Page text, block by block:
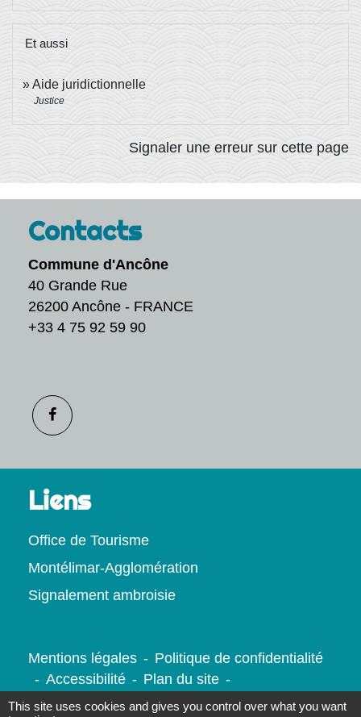
Et aussi
Aide juridictionnelle
Justice
Signaler une erreur sur cette page
Contacts
Commune d'Ancône
40 Grande Rue
26200 Ancône - FRANCE
+33 4 75 92 59 90
Liens
Office de Tourisme
Montélimar-Agglomération
Signalement ambroisie
Mentions légales - Politique de confidentialité
- Accessibilité - Plan du site -
Gestion des cookies
This site uses cookies and gives you control over what you want